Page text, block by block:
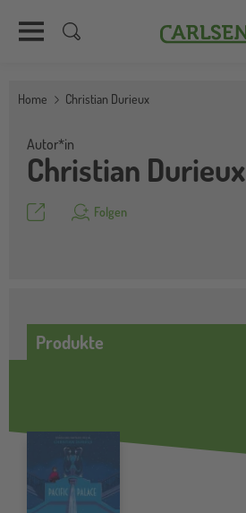
zumHome Christian Durieux
Christian Durieux
Autor*in
Teilen Folgen
Produkte